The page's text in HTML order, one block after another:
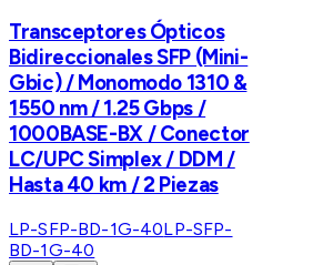
Transceptores Ópticos
Bidireccionales SFP (Mini-
Gbic) / Monomodo 1310 &
1550 nm / 1.25 Gbps /
1000BASE-BX / Conector
LC/UPC Simplex / DDM /
Hasta 40 km / 2 Piezas
LP-SFP-BD-1G-40LP-SFP-
BD-1G-40